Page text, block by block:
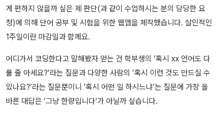
게 편하지 않을까 싶은 제 판단(과 같이 수업하시는 분의 당당한 요
청)에 의해 단어 공부 및 시험을 위한 웹앱을 제작했습니다. 살인적인
1주일이란 마감일과 함께요.
어디가서 코딩한다고 말해봤자 얻는 건 학부생의 ’혹시 xx 언어도 다
룰 줄 아세요?’라는 질문과 다양한 사람의 ’혹시 이런 것도 만드실 수
있나요?’라는 질문뿐이니 ’혹시 어떤 일 하시느냐’는 질문에 가장 올
바른 대답은 ’그냥 한량입니다’가 아닐까 싶습니다.